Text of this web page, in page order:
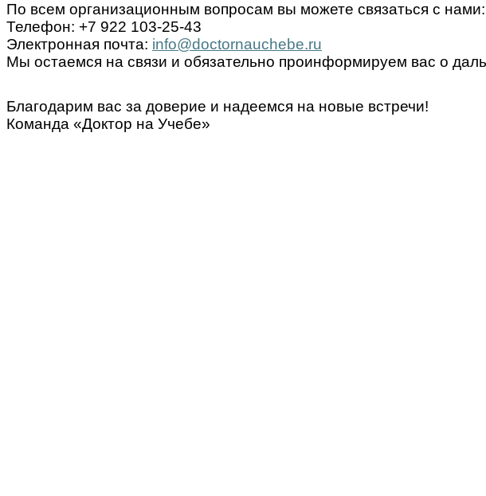
По всем организационным вопросам вы можете связаться с нами:
Телефон: +7 922 103-25-43
Электронная почта: info@doctornauchebe.ru
Мы остаемся на связи и обязательно проинформируем вас о
Благодарим вас за доверие и надеемся на новые встречи!
Команда «Доктор на Учебе»